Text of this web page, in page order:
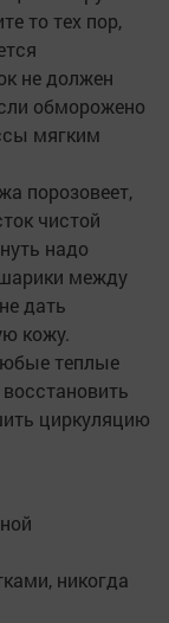
то тех пор,
не должен
обморожено
мягким
порозовеет,
чистой
надо
между
дать
кожу.
теплые
циркуляцию
никогда